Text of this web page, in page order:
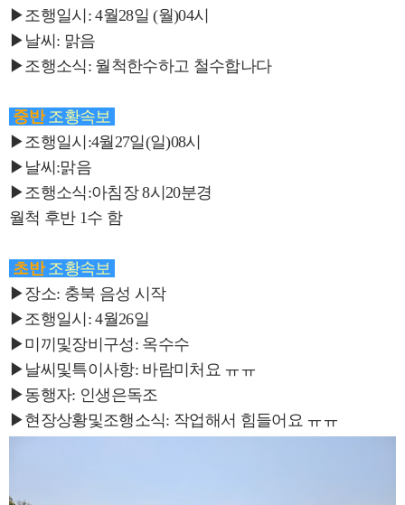
▶조행일시: 4월28일 (월)04시
▶날씨: 맑음
▶조행소식: 월척한수하고 철수합나다
중반 조황속보
▶조행일시:4월27일(일)08시
▶날씨:맑음
▶조행소식:아침장 8시20분경
월척 후반 1수 함
초반 조황속보
▶장소: 충북 음성 시작
▶조행일시: 4월26일
▶미끼및장비구성: 옥수수
▶날씨및특이사항: 바람미처요 ㅠㅠ
▶동행자: 인생은독조
▶현장상황및조행소식: 작업해서 힘들어요 ㅠㅠ